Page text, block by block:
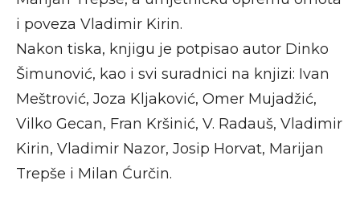
i poveza Vladimir Kirin.
Nakon tiska, knjigu je potpisao autor Dinko
Šimunović, kao i svi suradnici na knjizi: Ivan
Meštrović, Joza Kljaković, Omer Mujadžić,
Vilko Gecan, Fran Kršinić, V. Radauš, Vladimir
Kirin, Vladimir Nazor, Josip Horvat, Marijan
Trepše i Milan Ćurčin.